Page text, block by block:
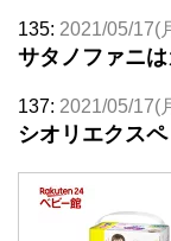
135: 2021/05/17(
サタノファニ
137: 2021/05/17(
シオリエクス